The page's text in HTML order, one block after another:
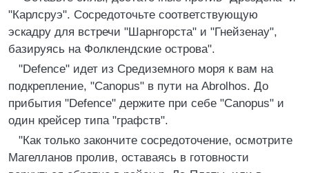
"Карлсруэ". Сосредоточьте соответствующую
эскадру для встречи "Шарнгорста" и "Гнейзенау",
базируясь на Фолклендские острова".
"Defence" идет из Средиземного моря к вам на
подкрепление, "Canopus" в пути на Abrolhos. До
прибытия "Defence" держите при себе "Canopus" и
один крейсер типа "графств".
"Как только закончите сосредоточение, осмотрите
Магелланов пролив, оставаясь в готовности